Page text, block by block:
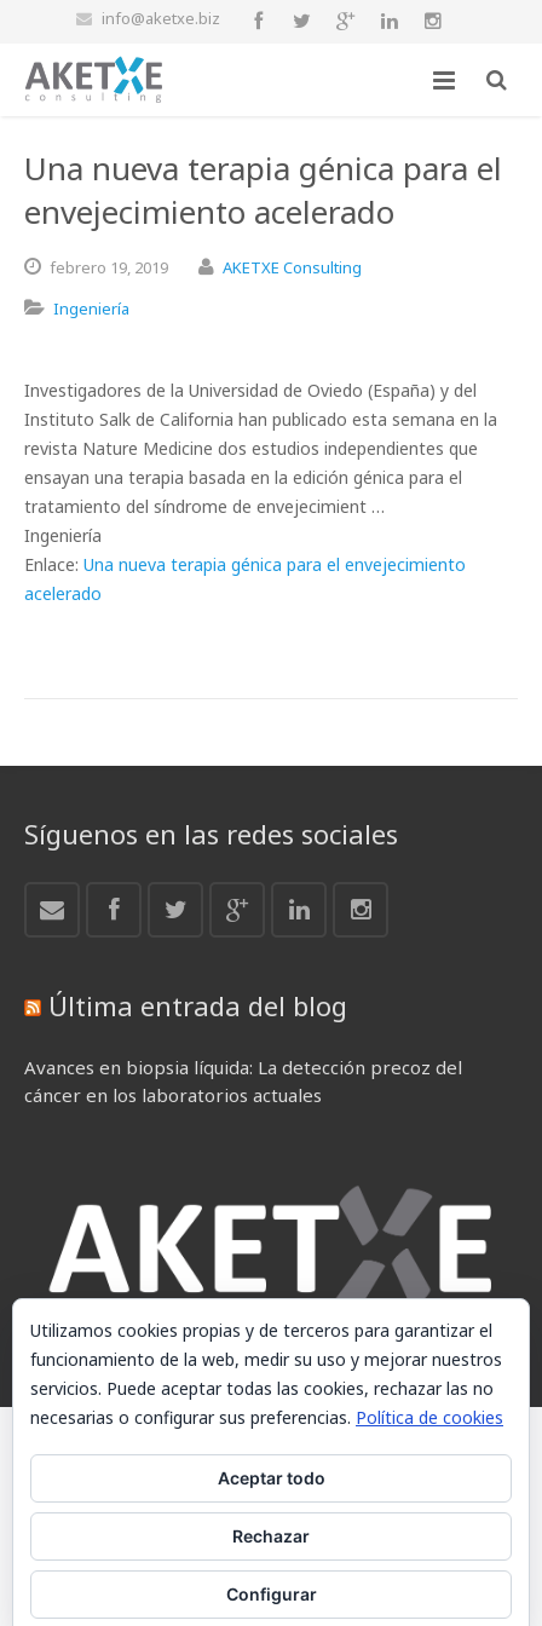
info@aketxe.biz
Una nueva terapia génica para el
envejecimiento acelerado
febrero 19, 2019
AKETXE Consulting
Ingeniería
Investigadores de la Universidad de Oviedo (España) y del
Instituto Salk de California han publicado esta semana en la
revista Nature Medicine dos estudios independientes que
ensayan una terapia basada en la edición génica para el
tratamiento del síndrome de envejecimient …
Ingeniería
Enlace: Una nueva terapia génica para el envejecimiento
acelerado
Síguenos en las redes sociales
Última entrada del blog
Avances en biopsia líquida: La detección precoz del
cáncer en los laboratorios actuales
© AKETXE Consulting, S.L. - Este sitio web utiliza cookies, consulte
nuestra Política de cookies.
Política de cookies
Contacto
Utilizamos cookies propias y de terceros para garantizar el
funcionamiento de la web, medir su uso y mejorar nuestros
servicios. Puede aceptar todas las cookies, rechazar las no
necesarias o configurar sus preferencias. Política de cookies
Aceptar todo
Rechazar
Configurar